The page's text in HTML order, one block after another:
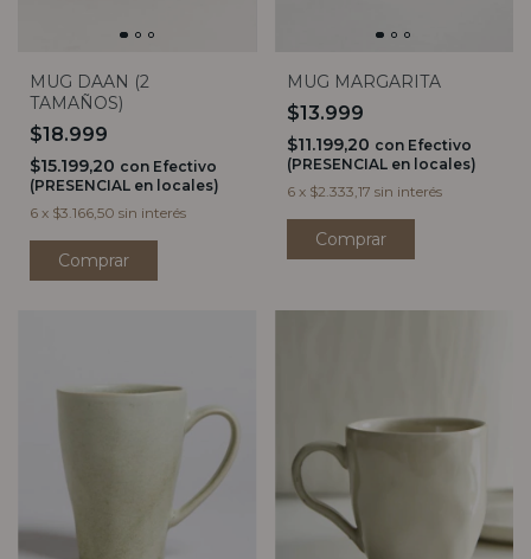
MUG DAAN (2
TAMAÑOS)
$18.999
$15.199,20 con Efectivo
(PRESENCIAL en locales)
6 x $3.166,50 sin interés
Comprar
MUG MARGARITA
$13.999
$11.199,20 con Efectivo
(PRESENCIAL en locales)
6 x $2.333,17 sin interés